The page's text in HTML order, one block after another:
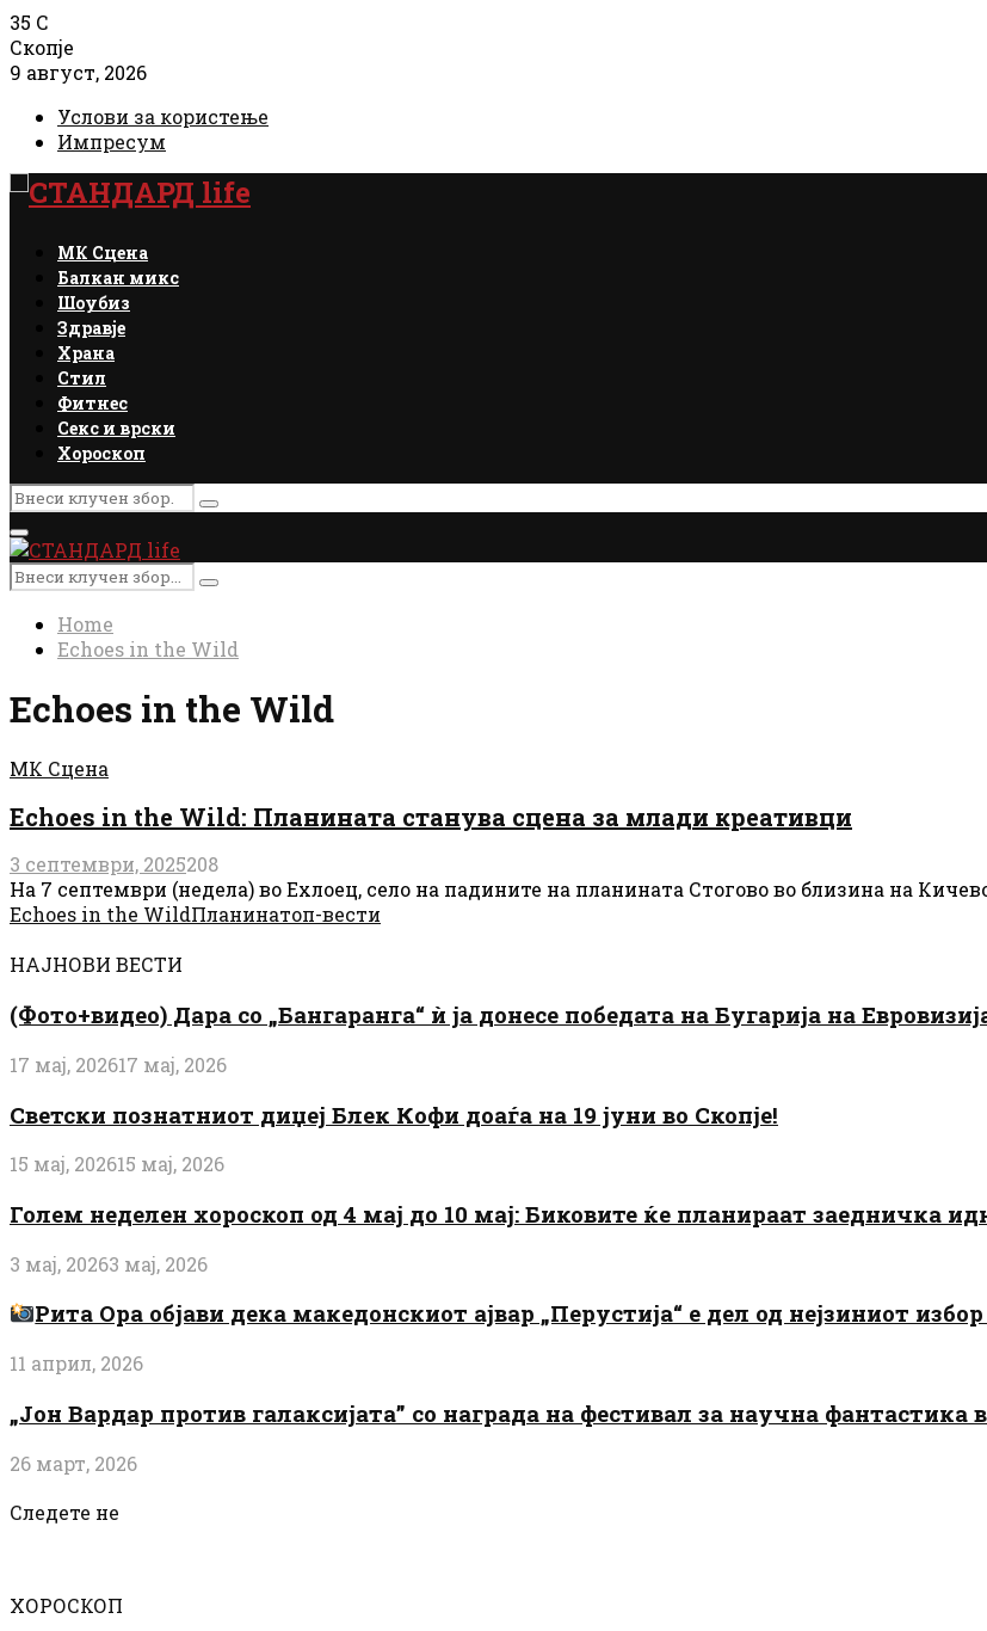
35 C
Скопје
9 август, 2026
Услови за користење
Импресум
Facebook
Instagram
Email
Rss
МК Сцена
Балкан микс
Шоубиз
Здравје
Храна
Стил
Фитнес
Секс и врски
Хороскоп
Search
for:
Search
Primary
Menu
Search
for:
Search
Home
Echoes in the Wild
Echoes in the Wild
МК Сцена
Echoes in the Wild: Планината станува сцена за млади креативци
3 септември, 2025208
На 7 септември (недела) во Ехлоец, село на падините на планината Стогово во близина на
Echoes in the WildПланинатоп-вести
НАЈНОВИ ВЕСТИ
(Фото+видео) Дара со „Бангаранга“ ѝ ја донесе победата на Бугарија на
17 мај, 202617 мај, 2026
Светски познатниот диџеј Блек Кофи доаѓа на 19 јуни во Скопје!
15 мај, 202615 мај, 2026
Голем неделен хороскоп од 4 мај до 10 мај: Биковите ќе планираат заедничка
3 мај, 20263 мај, 2026
Рита Ора објави дека македонскиот ајвар „Перустија“ е дел од нејзиниот
11 април, 2026
„Јон Вардар против галаксијата” со награда на фестивал за научна фантастика
26 март, 2026
Следете не
ХОРОСКОП